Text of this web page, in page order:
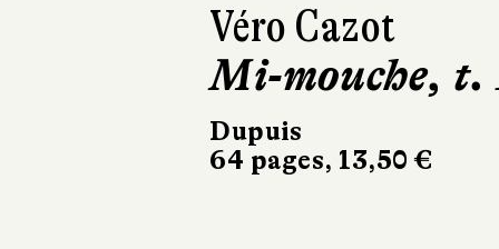
Véro Cazot
Mi-mouche, t.
Dupuis
64 pages, 13,50 €
Michel Durand
Les
Travailleurs
la mer